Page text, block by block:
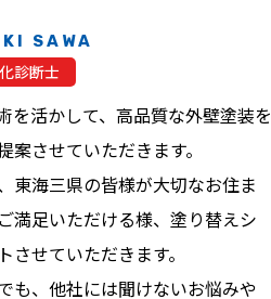
SAWA
診断士
を活かして、高品質な外壁塗装を
させていただきます。
東海三県の皆様が大切なお住ま
満足いただける様、塗り替えシ
させていただきます。
も、他社には聞けないお悩みや